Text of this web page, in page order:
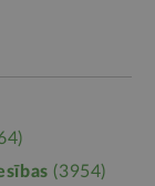
(3954)